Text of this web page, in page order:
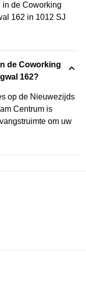
de Coworking
162 in 1012 SJ
de Coworking
162?
op de Nieuwezijds
Centrum is
om uw